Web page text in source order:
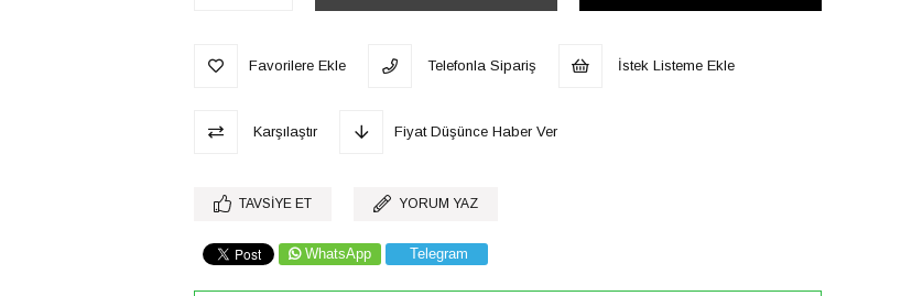
Favorilere Ekle Telefonla Sipariş İstek Listeme Ekle
Karşılaştır Fiyat Düşünce Haber Ver
TAVSIYE ET YORUM YAZ
WhatsApp Telegram